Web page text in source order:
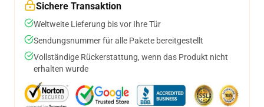
Sichere Transaktion
Weltweite Lieferung bis vor Ihre Tür
Sendungsnummer für alle Pakete bereitgestellt
Vollständige Rückerstattung, wenn das Produkt nicht
erhalten wurde